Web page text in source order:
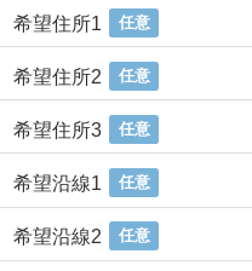
希望住所1 任意
希望住所2 任意
希望住所3 任意
希望沿線1 任意
希望沿線2 任意